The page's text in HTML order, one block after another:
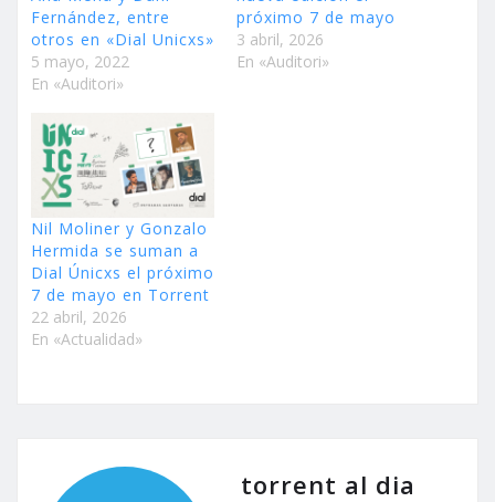
Fernández, entre
otros en «Dial Unicxs»
5 mayo, 2022
En «Auditori»
próximo 7 de mayo
3 abril, 2026
En «Auditori»
Nil Moliner y Gonzalo
Hermida se suman a
Dial Únicxs el próximo
7 de mayo en Torrent
22 abril, 2026
En «Actualidad»
torrent al dia